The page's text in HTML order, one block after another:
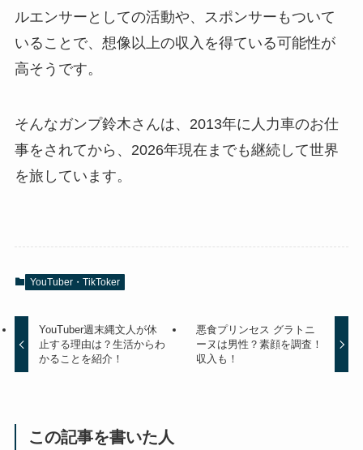
ルエンサーとしての活動や、スポンサーもついて
いることで、想像以上の収入を得ている可能性が
高そうです。
そんなガンプ鈴木さんは、2013年に人力車のお仕
事をされてから、2026年現在までも継続して世界
を旅しています。
YouTuber・TikToker
YouTuber週末縄文人が休
止する理由は？生活からわ
かることを紹介！
悪食プリンセス グラトニ
ーヌは男性？素顔を調査！
収入も！
この記事を書いた人